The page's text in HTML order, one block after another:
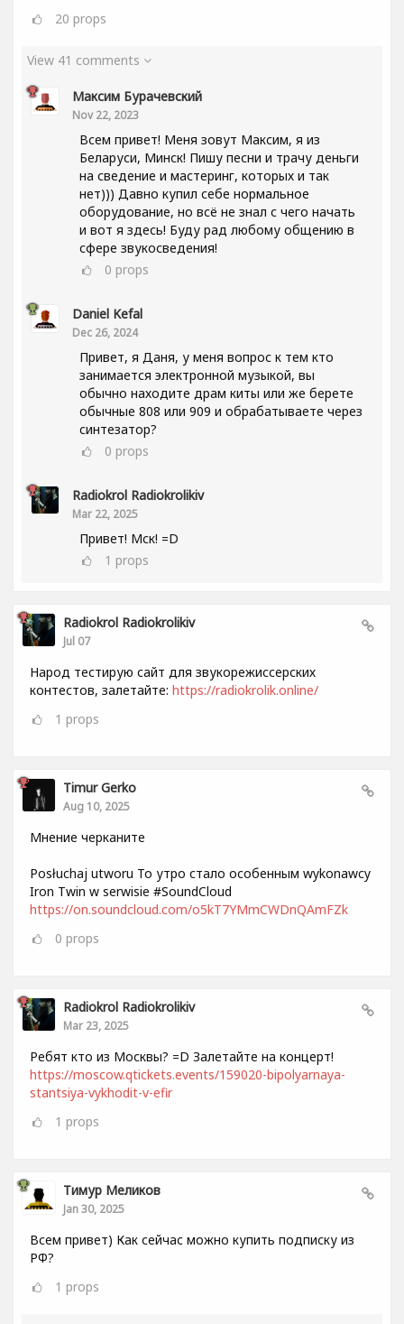
20 props
View 41 comments
Максим Бурачевский
Nov 22, 2023
Всем привет! Меня зовут Максим, я из
Беларуси, Минск! Пишу песни и трачу деньги
на сведение и мастеринг, которых и так
нет))) Давно купил себе нормальное
оборудование, но всё не знал с чего начать
и вот я здесь! Буду рад любому общению в
сфере звукосведения!
0 props
Daniel Kefal
Dec 26, 2024
Привет, я Даня, у меня вопрос к тем кто
занимается электронной музыкой, вы
обычно находите драм киты или же берете
обычные 808 или 909 и обрабатываете через
синтезатор?
0 props
Radiokrol Radiokrolikiv
Mar 22, 2025
Привет! Мск! =D
1 props
Radiokrol Radiokrolikiv
Jul 07
Народ тестирую сайт для звукорежиссерских
контестов, залетайте: https://radiokrolik.online/
1 props
Timur Gerko
Aug 10, 2025
Мнение черканите
Posłuchaj utworu То утро стало особенным wykonawcy
Iron Twin w serwisie #SoundCloud
https://on.soundcloud.com/o5kT7YMmCWDnQAmFZk
0 props
Radiokrol Radiokrolikiv
Mar 23, 2025
Ребят кто из Москвы? =D Залетайте на концерт!
https://moscow.qtickets.events/159020-bipolyarnaya-
stantsiya-vykhodit-v-efir
1 props
Тимур Меликов
Jan 30, 2025
Всем привет) Как сейчас можно купить подписку из
РФ?
1 props